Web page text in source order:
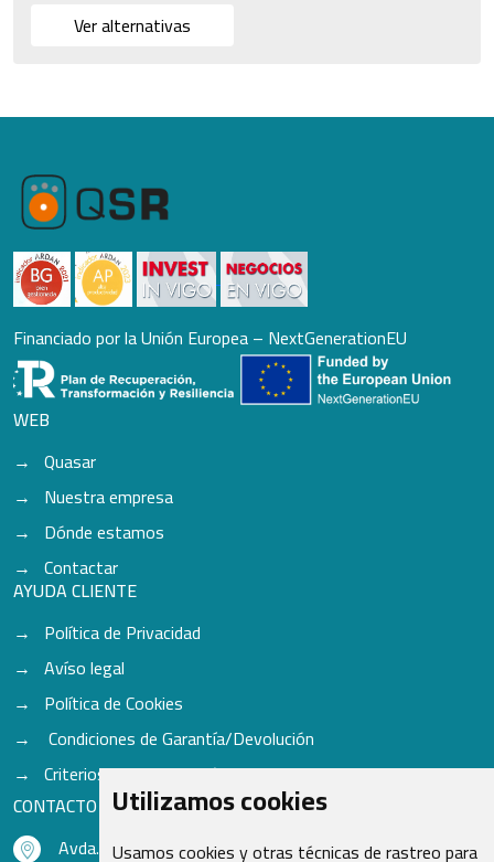
Utilizamos cookies
Usamos cookies y otras técnicas de rastreo para
Ver alternativas
Financiado por la Unión Europea – NextGenerationEU
WEB
Quasar
Nuestra empresa
Dónde estamos
Contactar
AYUDA CLIENTE
Política de Privacidad
Avíso legal
Política de Cookies
Condiciones de Garantía/Devolución
Criterios para aceptación de Cascos
CONTACTO
Avda. do Freixo - Sardoma, 13